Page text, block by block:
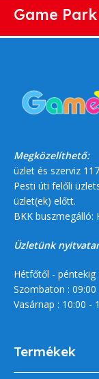
Game
Megközelíthető:
üzlet és szerviz
Pesti úti felőli
üzlet(ek) előtt.
BKK buszmegálló:
Üzletünk
Hétfőtől - péntekig
Szombaton : 09:00
Vasárnap : 10:00 -
Termékek